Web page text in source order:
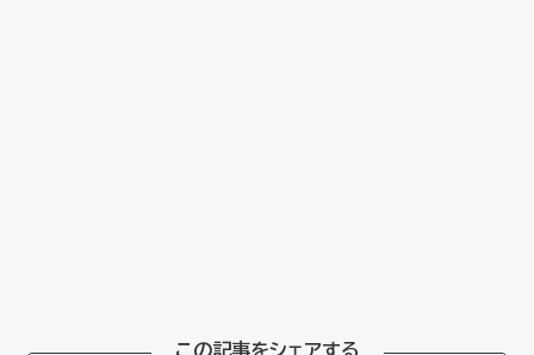
この記事をシェアする